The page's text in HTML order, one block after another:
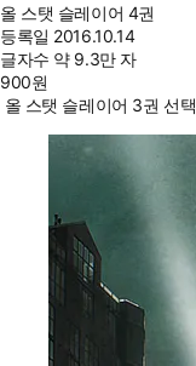
올 스탯 슬레이어 4권
등록일 2016.10.14
글자수 약 9.3만 자
900원
올 스탯 슬레이어 3권 선택